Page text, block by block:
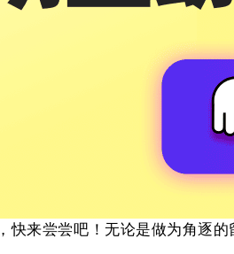
来尝尝吧！无论是做为角逐的